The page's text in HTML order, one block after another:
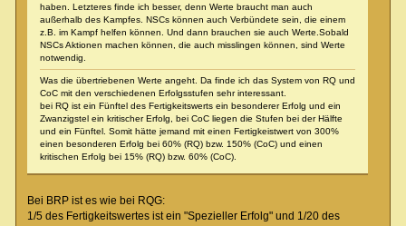
haben. Letzteres finde ich besser, denn Werte braucht man auch
außerhalb des Kampfes. NSCs können auch Verbündete sein, die einem
z.B. im Kampf helfen können. Und dann brauchen sie auch Werte.Sobald
NSCs Aktionen machen können, die auch misslingen können, sind Werte
notwendig.
Was die übertriebenen Werte angeht. Da finde ich das System von RQ und
CoC mit den verschiedenen Erfolgsstufen sehr interessant.
bei RQ ist ein Fünftel des Fertigkeitswerts ein besonderer Erfolg und ein
Zwanzigstel ein kritischer Erfolg, bei CoC liegen die Stufen bei der Hälfte
und ein Fünftel. Somit hätte jemand mit einen Fertigkeistwert von 300%
einen besonderen Erfolg bei 60% (RQ) bzw. 150% (CoC) und einen
kritischen Erfolg bei 15% (RQ) bzw. 60% (CoC).
Bei BRP ist es wie bei RQG:
1/5 des Fertigkeitswertes ist ein "Spezieller Erfolg" und 1/20 des